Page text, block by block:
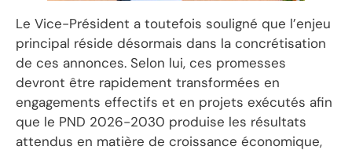
Le Vice-Président a toutefois souligné que l’enjeu
principal réside désormais dans la concrétisation
de ces annonces. Selon lui, ces promesses
devront être rapidement transformées en
engagements effectifs et en projets exécutés afin
que le PND 2026-2030 produise les résultats
attendus en matière de croissance économique,